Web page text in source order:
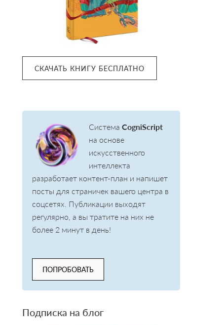
СКАЧАТЬ КНИГУ БЕСПЛАТНО
Система CogniScript
на основе
искусственного
интеллекта
разработает контент-план и напишет
посты для страничек вашего центра в
соцсетях. Публикации выходят
регулярно, а вы тратите на них не
более 2 минут в день!
ПОПРОБОВАТЬ
Подписка на блог